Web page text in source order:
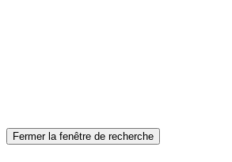
Fermer la fenêtre de recherche